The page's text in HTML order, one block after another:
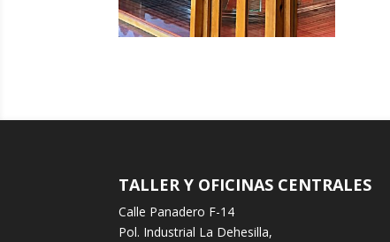
TALLER Y OFICINAS CENTRALES
Calle Panadero F-14
Pol. Industrial La Dehesilla,